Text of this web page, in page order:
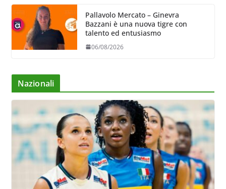
Pallavolo Mercato – Ginevra
Bazzani è una nuova tigre con
talento ed entusiasmo
06/08/2026
Nazionali